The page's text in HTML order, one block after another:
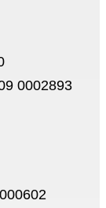
0002893